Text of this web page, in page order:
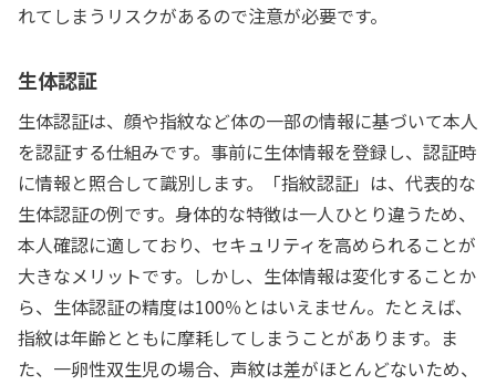
れてしまうリスクがあるので注意が必要です。
生体認証
生体認証は、顔や指紋など体の一部の情報に基づいて本人
を認証する仕組みです。事前に生体情報を登録し、認証時
に情報と照合して識別します。「指紋認証」は、代表的な
生体認証の例です。身体的な特徴は一人ひとり違うため、
本人確認に適しており、セキュリティを高められることが
大きなメリットです。しかし、生体情報は変化することか
ら、生体認証の精度は100％とはいえません。たとえば、
指紋は年齢とともに摩耗してしまうことがあります。ま
た、一卵性双生児の場合、声紋は差がほとんどないため、